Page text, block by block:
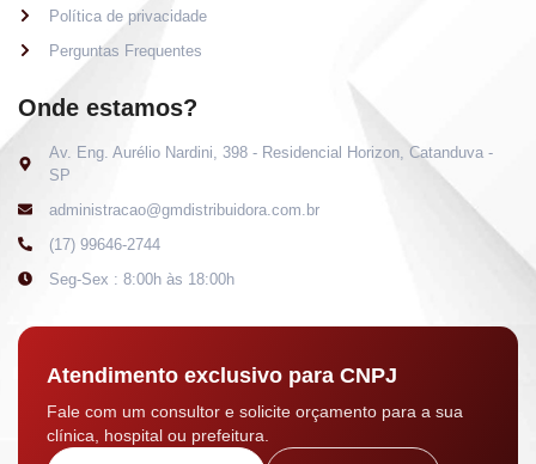
Política de privacidade
Perguntas Frequentes
Onde estamos?
Av. Eng. Aurélio Nardini, 398 - Residencial Horizon, Catanduva -
SP
administracao@gmdistribuidora.com.br
(17) 99646-2744
Seg-Sex : 8:00h às 18:00h
Atendimento exclusivo para CNPJ
Fale com um consultor e solicite orçamento para a sua
clínica, hospital ou prefeitura.